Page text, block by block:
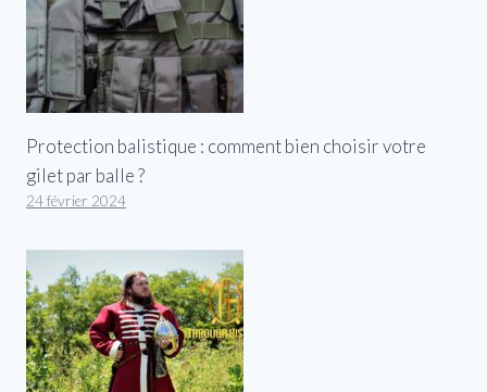
Protection balistique : comment bien choisir votre
gilet par balle ?
24 février 2024